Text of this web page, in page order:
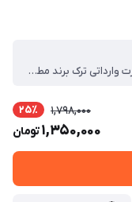
❌دارای زدگی یا سوراخ اما خیلی جزیی❌ ، 🔺تی شرت وارداتی ترک برند مطرح کار دقیقا مطابق عکس🔺 ، گرم پارچه بالا ، فری سایز ، قد کار : 62 ، عرض سینه : 56 ، قد آستین از یقه : 35 ، ❌تمامی تی شرت ها کشسانی دارن اختلاف سایز ۱ الی ۳ سانت را در نظر بگیرید ، رنگ و جنس پارچه مدل ها از آنچه که در تصویر میبینید بسیار شارپ تر و با کیفیت تر هستش❌
1,798,000 25٪
1,350,000تومان